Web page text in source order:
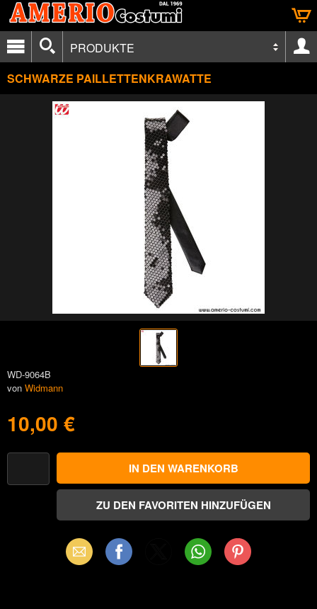
PRODUKTE
SCHWARZE PAILLETTENKRAWATTE
WD-9064B
von Widmann
10,00 €
Email Facebook WhatsAppPinterest